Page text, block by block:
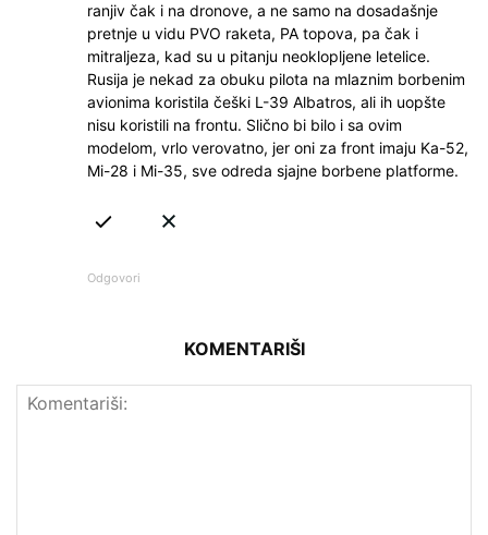
ranjiv čak i na dronove, a ne samo na dosadašnje
pretnje u vidu PVO raketa, PA topova, pa čak i
mitraljeza, kad su u pitanju neoklopljene letelice.
Rusija je nekad za obuku pilota na mlaznim borbenim
avionima koristila češki L-39 Albatros, ali ih uopšte
nisu koristili na frontu. Slično bi bilo i sa ovim
modelom, vrlo verovatno, jer oni za front imaju Ka-52,
Mi-28 i Mi-35, sve odreda sjajne borbene platforme.
Odgovori
KOMENTARIŠI